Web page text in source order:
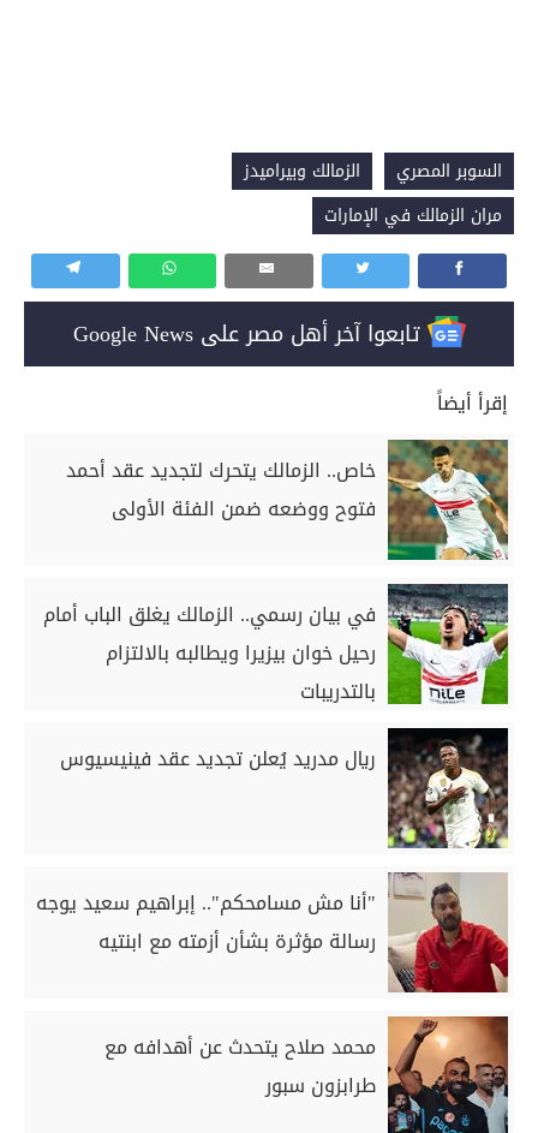
السوبر المصري
الزمالك وبيراميدز
مران الزمالك في الإمارات
تابعوا آخر أهل مصر على Google News
إقرأ أيضاً
خاص.. الزمالك يتحرك لتجديد عقد أحمد
فتوح ووضعه ضمن الفئة الأولى
في بيان رسمي.. الزمالك يغلق الباب أمام
رحيل خوان بيزيرا ويطالبه بالالتزام
بالتدريبات
ريال مدريد يُعلن تجديد عقد فينيسيوس
"أنا مش مسامحكم".. إبراهيم سعيد يوجه
رسالة مؤثرة بشأن أزمته مع ابنتيه
محمد صلاح يتحدث عن أهدافه مع
طرابزون سبور